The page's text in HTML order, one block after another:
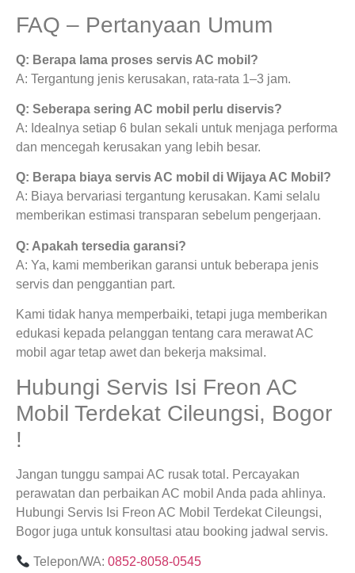
FAQ – Pertanyaan Umum
Q: Berapa lama proses servis AC mobil?
A: Tergantung jenis kerusakan, rata-rata 1–3 jam.
Q: Seberapa sering AC mobil perlu diservis?
A: Idealnya setiap 6 bulan sekali untuk menjaga performa
dan mencegah kerusakan yang lebih besar.
Q: Berapa biaya servis AC mobil di Wijaya AC Mobil?
A: Biaya bervariasi tergantung kerusakan. Kami selalu
memberikan estimasi transparan sebelum pengerjaan.
Q: Apakah tersedia garansi?
A: Ya, kami memberikan garansi untuk beberapa jenis
servis dan penggantian part.
Kami tidak hanya memperbaiki, tetapi juga memberikan
edukasi kepada pelanggan tentang cara merawat AC
mobil agar tetap awet dan bekerja maksimal.
Hubungi Servis Isi Freon AC
Mobil Terdekat Cileungsi, Bogor
!
Jangan tunggu sampai AC rusak total. Percayakan
perawatan dan perbaikan AC mobil Anda pada ahlinya.
Hubungi Servis Isi Freon AC Mobil Terdekat Cileungsi,
Bogor juga untuk konsultasi atau booking jadwal servis.
Telepon/WA:0852-8058-0545